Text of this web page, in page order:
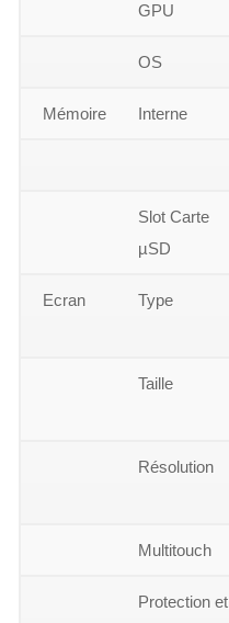
GPU
OS
Mémoire Interne
Slot Carte
µSD
Ecran Type
Taille
Résolution
Multitouch
Protection et